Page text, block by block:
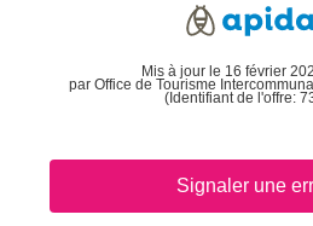
Mis à jour le 16 février
par Office de Tourisme
(Identifiant de l'offre:
Signaler une